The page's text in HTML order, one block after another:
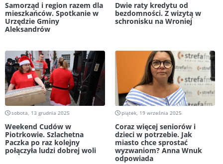
Samorząd i region razem dla
mieszkańców. Spotkanie w
Urzędzie Gminy
Aleksandrów
Dwie raty kredytu od
bezdomności. Z wizytą w
schronisku na Wroniej
sobota, 13 grudnia 2025
Weekend Cudów w
Piotrkowie. Szlachetna
Paczka po raz kolejny
połączyła ludzi dobrej woli
piątek, 19 września 2025
Coraz więcej seniorów i
dzieci w potrzebie. Jak
miasto chce sprostać
wyzwaniom? Anna Wnuk
odpowiada